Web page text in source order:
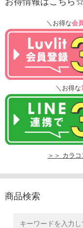
＼お得な会
＼お得な
＞＞ カラ
商品検索